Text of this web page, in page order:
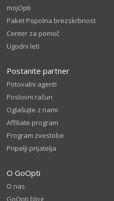
mojOpti
Paket Popolna brezskrbnost
Center za pomoč
Ugodni leti
Postanite partner
Potovalni agenti
Poslovni račun
Oglašujte z nami
Affiliate program
Program zvestobe
Pripelji prijatelja
O GoOpti
O nas
GoOpti blog